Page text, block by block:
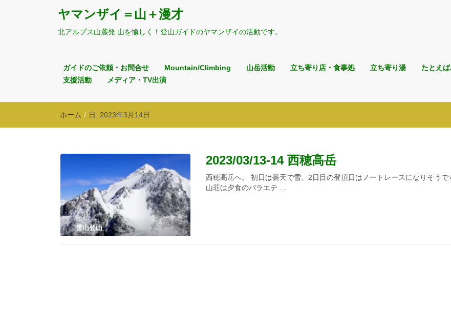
ヤマンザイ＝山＋漫才
北アルプス山麓発 山を愉しく！登山ガイドのヤマンザイの活動です。
ガイドのご依頼・お問合せ Mountain/Climbing 山岳活動 立ち寄り店・食事処 立ち寄り湯 たとえ
支援活動
メディア・TV出演
ホーム / 日: 2023年3月14日
雪山登山
2023/03/13-14 西穂高岳
西穂高岳へ。 初日は曇天で雪。2日目の登頂日はノートレースになりそうで
山荘は夕食のバラエテ …